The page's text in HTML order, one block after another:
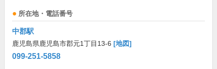
所在地・電話番号
中郡駅
鹿児島県鹿児島市郡元1丁目13-6 [地図]
099-251-5858